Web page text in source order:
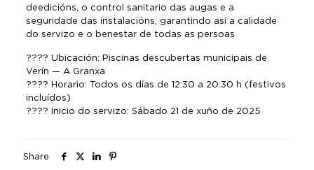
deedicións, o control sanitario das augas e a
seguridade das instalacións, garantindo así a calidade
do servizo e o benestar de todas as persoas
???? Ubicación: Piscinas descubertas municipais de
Verín — A Granxa
???? Horario: Todos os días de 12:30 a 20:30 h (festivos
incluídos)
???? Inicio do servizo: Sábado 21 de xuño de 2025
Share